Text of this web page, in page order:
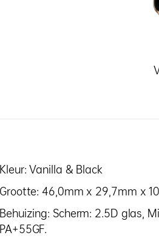
Kleur: Vanilla & Black
Grootte: 46,0mm x 29,7mm x
Behuizing: Scherm: 2.5D glas,
PA+55GF.